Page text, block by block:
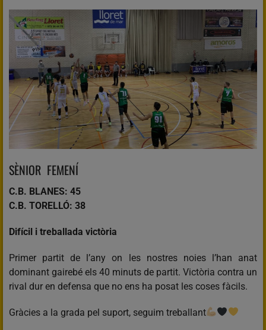
SÈNIOR FEMENÍ
C.B. BLANES: 45
C.B. TORELLÓ: 38
Difícil i treballada victòria
Primer partit de l’any on les nostres noies l’han anat
dominant gairebé els 40 minuts de partit. Victòria contra un
rival dur en defensa que no ens ha posat les coses fàcils.
Gràcies a la grada pel suport, seguim treballant